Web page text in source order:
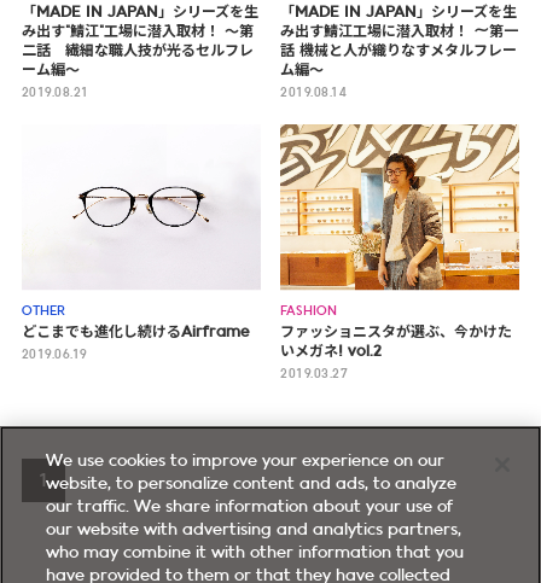
「MADE IN JAPAN」シリーズを生
み出す"鯖江"工場に潜入取材！ ～第
二話 繊細な職人技が光るセルフレ
ーム編～
2019.08.21
「MADE IN JAPAN」シリーズを生
み出す鯖江工場に潜入取材！ 〜第一
話 機械と人が織りなすメタルフレー
ム編～
2019.08.14
OTHER
どこまでも進化し続けるAirframe
2019.06.19
FASHION
ファッショニスタが選ぶ、今かけた
いメガネ! vol.2
2019.03.27
1
We use cookies to improve your experience on our
website, to personalize content and ads, to analyze
our traffic. We share information about your use of
our website with advertising and analytics partners,
who may combine it with other information that you
have provided to them or that they have collected